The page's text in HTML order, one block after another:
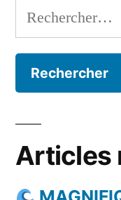
Rechercher :
Articles